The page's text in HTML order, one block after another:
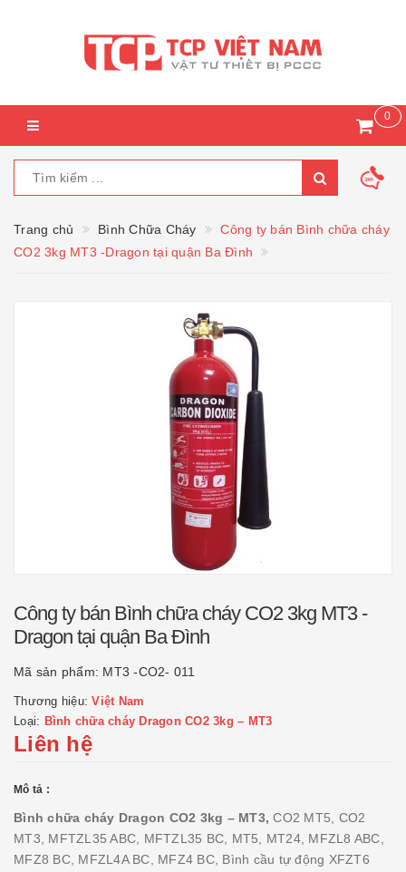
0
Trang chủ Bình Chữa Cháy
Công ty bán Bình chữa cháy
CO2 3kg MT3 -Dragon tại quận Ba Đình
Công ty bán Bình chữa cháy CO2 3kg MT3 -
Dragon tại quận Ba Đình
Mã sản phẩm: MT3 -CO2- 011
Thương hiệu:Việt Nam
Loại: Bình chữa cháy Dragon CO2 3kg – MT3
Liên hệ
Mô tả :
Bình chữa cháy Dragon CO2 3kg – MT3,CO2 MT5, CO2
MT3, MFTZL35 ABC, MFTZL35 BC, MT5, MT24, MFZL8 ABC,
MFZ8 BC, MFZL4A BC, MFZ4 BC, Bình cầu tự động XFZT6